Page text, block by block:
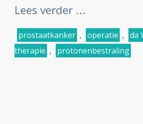
Lees verder ...
prostaatkanker , operatie , da
therapie , protonenbestraling